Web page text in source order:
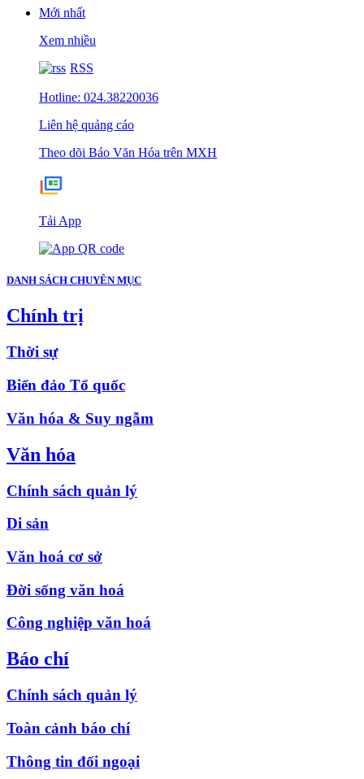
Mới nhất
Xem nhiều
RSS
Hotline: 024.38220036
Liên hệ quảng cáo
Theo dõi Báo Văn Hóa trên MXH
Tải App
DANH SÁCH CHUYÊN MỤC
Chính trị
Thời sự
Biển đảo Tổ quốc
Văn hóa & Suy ngẫm
Văn hóa
Chính sách quản lý
Di sản
Văn hoá cơ sở
Đời sống văn hoá
Công nghiệp văn hoá
Báo chí
Chính sách quản lý
Toàn cảnh báo chí
Thông tin đối ngoại